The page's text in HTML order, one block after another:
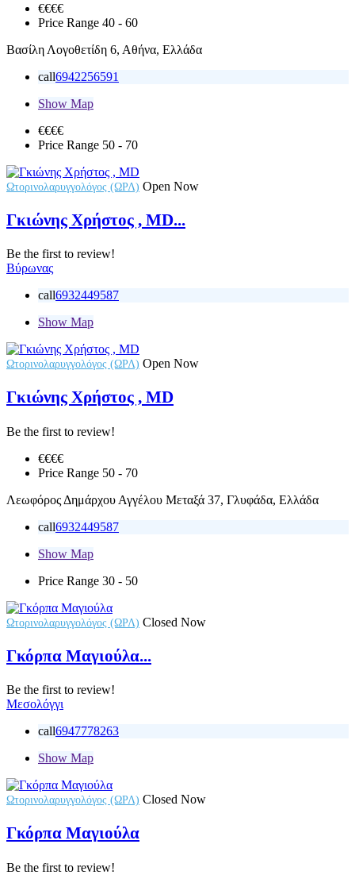
€€€€
Price Range 40 - 60
Βασίλη Λογοθετίδη 6, Αθήνα, Ελλάδα
call6942256591
Show Map
€€€€
Price Range 50 - 70
Ωτορινολαρυγγολόγος (ΩΡΛ) Open Now
Γκιώνης Χρήστος , MD...
Be the first to review!
Βύρωνας
call6932449587
Show Map
Ωτορινολαρυγγολόγος (ΩΡΛ) Open Now
Γκιώνης Χρήστος , MD
Be the first to review!
€€€€
Price Range 50 - 70
Λεωφόρος Δημάρχου Αγγέλου Μεταξά 37, Γλυφάδα, Ελλάδα
call6932449587
Show Map
Price Range 30 - 50
Ωτορινολαρυγγολόγος (ΩΡΛ) Closed Now
Γκόρπα Μαγιούλα...
Be the first to review!
Μεσολόγγι
call6947778263
Show Map
Ωτορινολαρυγγολόγος (ΩΡΛ) Closed Now
Γκόρπα Μαγιούλα
Be the first to review!